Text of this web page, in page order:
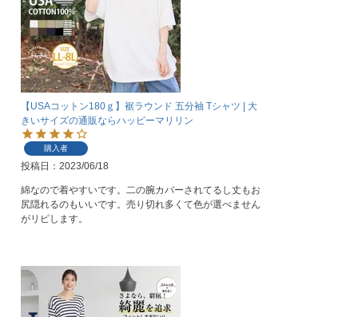
【USAコットン180ｇ】裾ラウンド 五分袖 Tシャツ | 大
きいサイズの通販ならハッピーマリリン
購入者
投稿日 2023/06/18
綿なので着やすいです。二の腕カバーされてるし丈もお
尻隠れるのもいいです。売り切れ多くて色が選べません
がリピします。